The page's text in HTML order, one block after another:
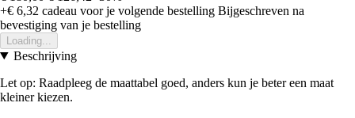
+€ 6,32 cadeau voor je volgende bestelling Bijgeschreven na
bevestiging van je bestelling
Loading...
Beschrijving
Let op: Raadpleeg de maattabel goed, anders kun je beter een maat
kleiner kiezen.